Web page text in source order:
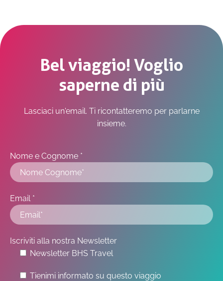
Bel viaggio! Voglio
saperne di più
Lasciaci un'email. Ti ricontatteremo per parlarne
insieme.
Nome e Cognome *
Email *
Iscriviti alla nostra Newsletter
Newsletter BHS Travel
Tienimi informato su questo viaggio